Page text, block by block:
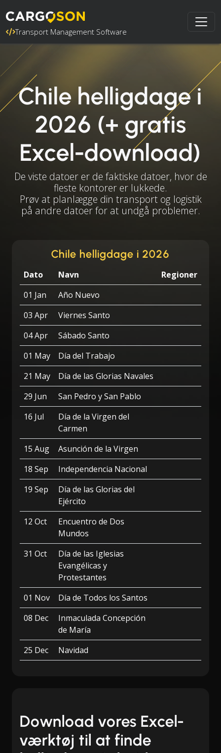
Transport Management Software
Chile helligdage i
2026 (+ gratis
Excel-download)
De viste datoer er de faktiske datoer, hvor de
fleste kontorer er lukkede.
Prøv at planlægge din transport og logistik
på andre datoer for at undgå problemer.
Chile helligdage i 2026
Dato Navn
Regioner
01 Jan
Año Nuevo
03 Apr
Viernes Santo
04 Apr
Sábado Santo
01 May
Día del Trabajo
21 May
Día de las Glorias Navales
29 Jun
San Pedro y San Pablo
16 Jul
Día de la Virgen del
Carmen
15 Aug
Asunción de la Virgen
18 Sep
Independencia Nacional
19 Sep
Día de las Glorias del
Ejército
12 Oct
Encuentro de Dos
Mundos
31 Oct
Día de las Iglesias
Evangélicas y
Protestantes
01 Nov
Día de Todos los Santos
08 Dec
Inmaculada Concepción
de María
25 Dec
Navidad
Download vores Excel-
værktøj til at finde